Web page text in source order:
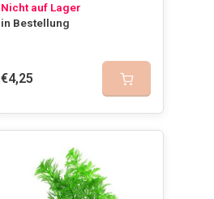
Nicht auf Lager
in Bestellung
€4,25